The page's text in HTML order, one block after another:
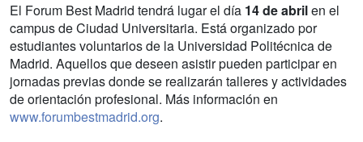
El Forum Best Madrid tendrá lugar el día 14 de abrilen el
campus de Ciudad Universitaria. Está organizado por
estudiantes voluntarios de la Universidad Politécnica de
Madrid. Aquellos que deseen asistir pueden participar en
jornadas previas donde se realizarán talleres y actividades
de orientación profesional. Más información en
www.forumbestmadrid.org.